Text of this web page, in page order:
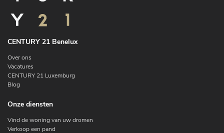
CENTURY 21 Benelux
Over ons
Vacatures
CENTURY 21 Luxemburg
Blog
Onze diensten
Vind de woning van uw dromen
Verkoop een pand